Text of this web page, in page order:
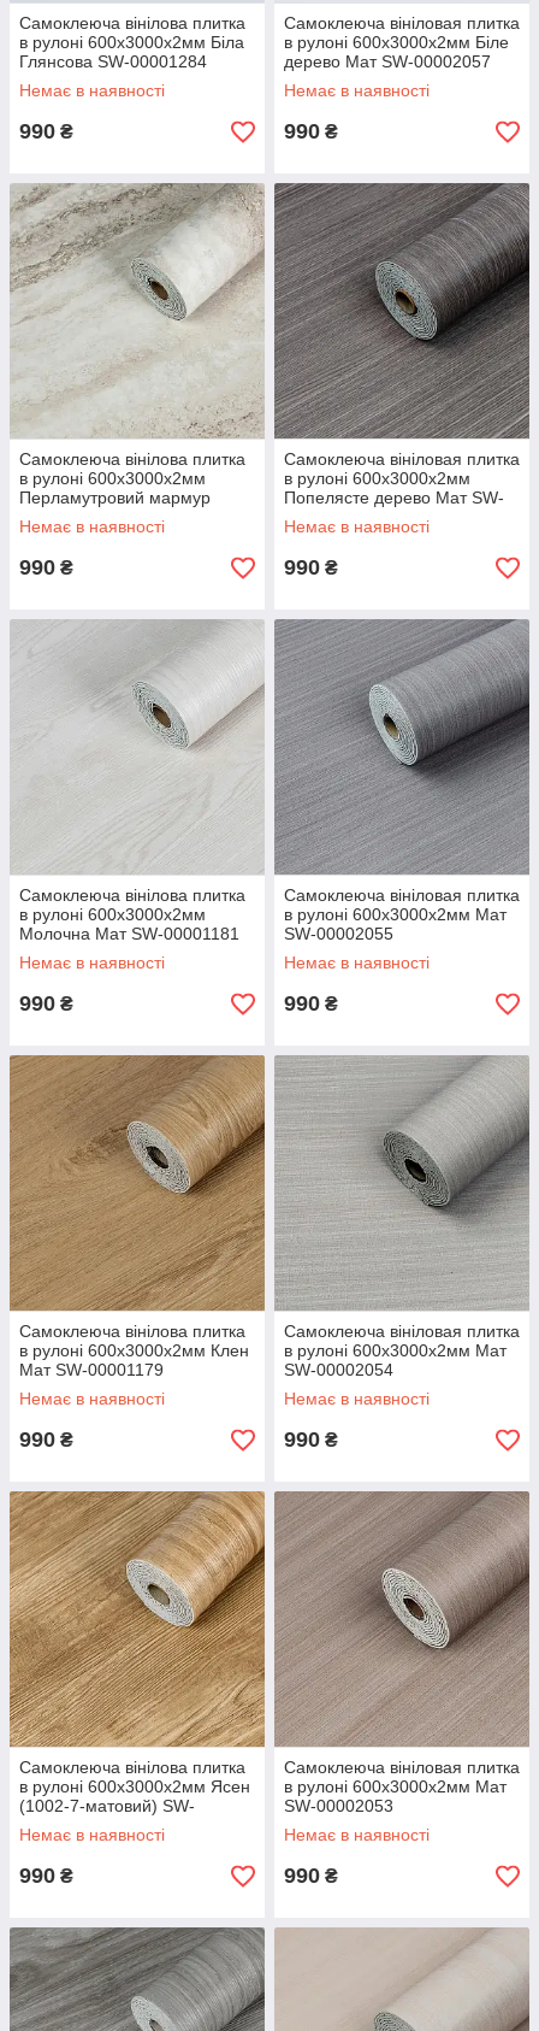
Самоклеюча вінілова плитка
в рулоні 600х3000х2мм Біла
Глянсова SW-00001284
Немає в наявності
990 ₴
Самоклеюча вініловая плитка
в рулоні 600х3000х2мм Біле
дерево Мат SW-00002057
Немає в наявності
990 ₴
Самоклеюча вінілова плитка
в рулоні 600х3000х2мм
Перламутровий мармур
Глянсова SW-00001283
Немає в наявності
990 ₴
Самоклеюча вініловая плитка
в рулоні 600х3000х2мм
Попелясте дерево Мат SW-
00002056
Немає в наявності
990 ₴
Самоклеюча вінілова плитка
в рулоні 600х3000х2мм
Молочна Мат SW-00001181
Немає в наявності
990 ₴
Самоклеюча вініловая плитка
в рулоні 600х3000х2мм Мат
SW-00002055
Немає в наявності
990 ₴
Самоклеюча вінілова плитка
в рулоні 600х3000х2мм Клен
Мат SW-00001179
Немає в наявності
990 ₴
Самоклеюча вініловая плитка
в рулоні 600х3000х2мм Мат
SW-00002054
Немає в наявності
990 ₴
Самоклеюча вінілова плитка
в рулоні 600х3000х2мм Ясен
(1002-7-матовий) SW-
00001177
Немає в наявності
990 ₴
Самоклеюча вініловая плитка
в рулоні 600х3000х2мм Мат
SW-00002053
Немає в наявності
990 ₴